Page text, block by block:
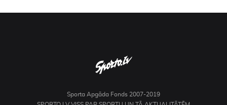
Sporta Apgāda Fonds 2007-2019